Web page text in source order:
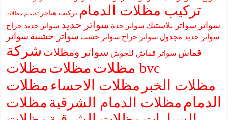
تركيب مظلات الدمام تركيب هناجر تصميم مظلات
سواتر سواتر بلاستيك سواتر جدة سواتر حديد سواتر حديد حراج
سواتر حديد مجدول سواتر حراج سواتر خشب سواتر خشبية سواتر
قماش سواتر قماش للحوش سواتر ومظلات شركة
مظلاتمظلات
مظلات bvc
مظلات الخبر مظلات الاحساء مظلات
الدمام مظلات الدمام الشرقية مظلات